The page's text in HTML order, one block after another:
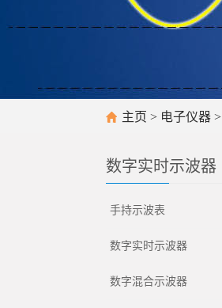
主页 > 电子仪器 >
数字实时示波器
手持示波表
数字实时示波器
数字混合示波器